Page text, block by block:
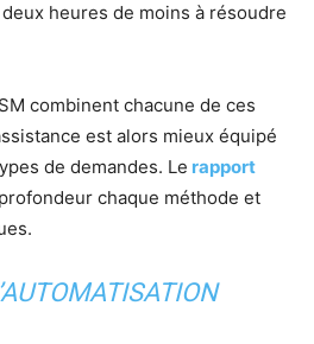
heures de moins à résoudre
combinent chacune de ces
est alors mieux équipé
de demandes. Le rapport
chaque méthode et